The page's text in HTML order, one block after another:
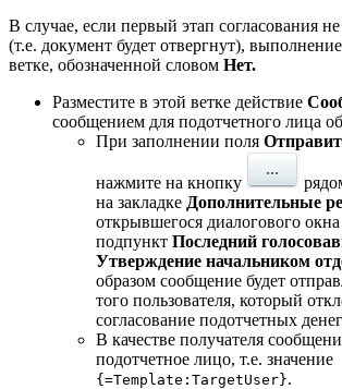
В случае, если первый этап согласования
(т.е. документ будет отвергнут),
ветке, обозначенной словом Нет.
Разместите в этой ветке действие
сообщением для подотчетного лица
При заполнении поля
нажмите на кнопку
на закладке Дополнительные
открывшегося диалогового
подпункт Последний
Утверждение начальником
образом сообщение будет
того пользователя, который
согласование подотчетных
В качестве получателя
подотчетное лицо, т.е. значение
{=Template:TargetUser}.